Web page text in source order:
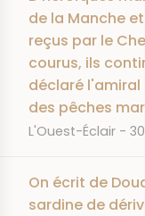
de la Manche
reçus par le
courus, ils
déclaré l'amiral
des pêches
JOURNAL
L'Ouest-Éclair
On écrit de
sardine de